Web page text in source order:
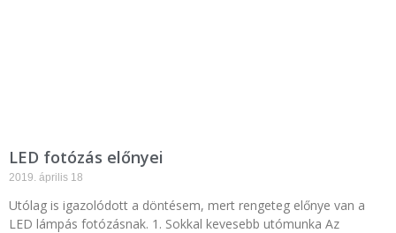
LED fotózás előnyei
2019. április 18
Utólag is igazolódott a döntésem, mert rengeteg előnye van a
LED lámpás fotózásnak. 1. Sokkal kevesebb utómunka Az